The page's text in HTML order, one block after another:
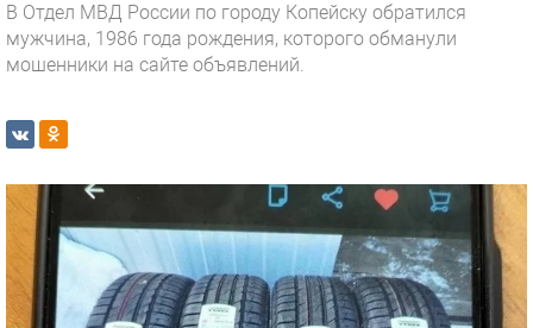
В Отдел МВД России по городу Копейску обратился
мужчина, 1986 года рождения, которого обманули
мошенники на сайте объявлений.